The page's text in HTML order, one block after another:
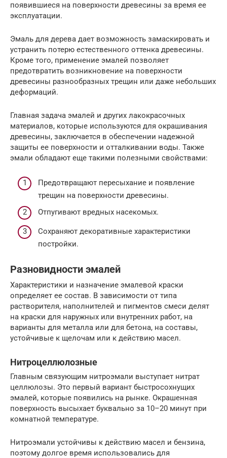
появившиеся на поверхности древесины за время ее
эксплуатации.
Эмаль для дерева дает возможность замаскировать и
устранить потерю естественного оттенка древесины.
Кроме того, применение эмалей позволяет
предотвратить возникновение на поверхности
древесины разнообразных трещин или даже небольших
деформаций.
Главная задача эмалей и других лакокрасочных
материалов, которые используются для окрашивания
древесины, заключается в обеспечении надежной
защиты ее поверхности и отталкивании воды. Также
эмали обладают еще такими полезными свойствами:
Предотвращают пересыхание и появление
трещин на поверхности древесины.
Отпугивают вредных насекомых.
Сохраняют декоративные характеристики
постройки.
Разновидности эмалей
Характеристики и назначение эмалевой краски
определяет ее состав. В зависимости от типа
растворителя, наполнителей и пигментов смеси делят
на краски для наружных или внутренних работ, на
варианты для металла или для бетона, на составы,
устойчивые к щелочам или к действию масел.
Нитроцеллюлозные
Главным связующим нитроэмали выступает нитрат
целлюлозы. Это первый вариант быстросохнущих
эмалей, которые появились на рынке. Окрашенная
поверхность высыхает буквально за 10–20 минут при
комнатной температуре.
Нитроэмали устойчивы к действию масел и бензина,
поэтому долгое время использовались для